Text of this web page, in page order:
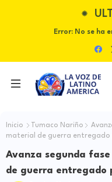
Error:No se ha
Inicio Tumaco Nariño
material de guerra entregado
Avanza segunda
de guerra entregado